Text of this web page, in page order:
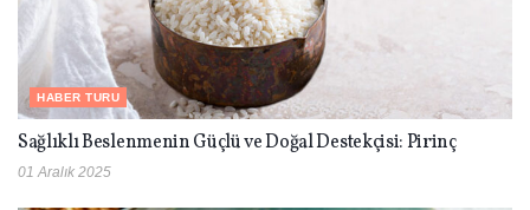
HABER TURU
Sağlıklı Beslenmenin Güçlü ve Doğal Destekçisi: Pirinç
01 Aralık 2025